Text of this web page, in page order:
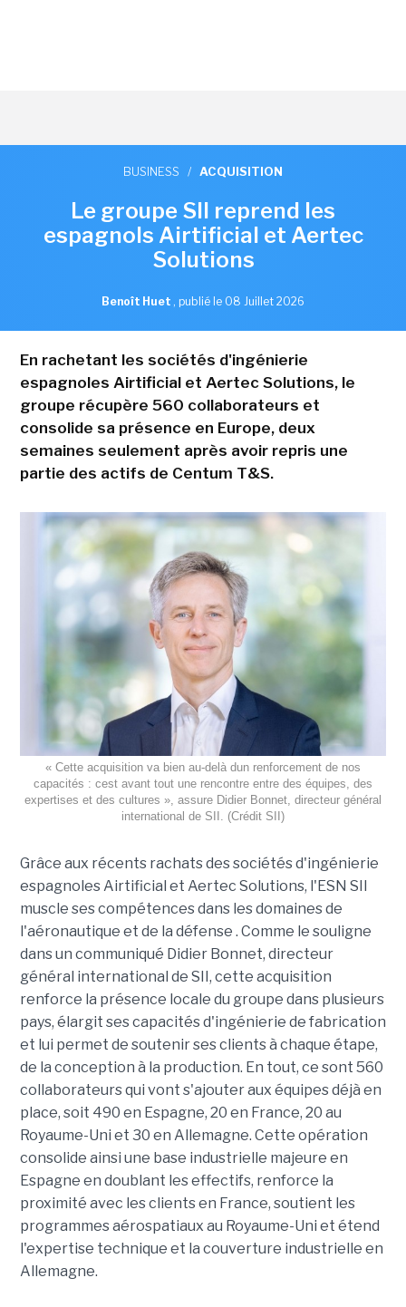
BUSINESS / ACQUISITION
Le groupe SII reprend les
espagnols Airtificial et Aertec
Solutions
Benoît Huet , publié le 08 Juillet 2026
En rachetant les sociétés d'ingénierie
espagnoles Airtificial et Aertec Solutions, le
groupe récupère 560 collaborateurs et
consolide sa présence en Europe, deux
semaines seulement après avoir repris une
partie des actifs de Centum T&S.
« Cette acquisition va bien au-delà dun renforcement de nos
capacités : cest avant tout une rencontre entre des équipes, des
expertises et des cultures », assure Didier Bonnet, directeur général
international de SII. (Crédit SII)
Grâce aux récents rachats des sociétés d'ingénierie
espagnoles Airtificial et Aertec Solutions, l'ESN SII
muscle ses compétences dans les domaines de
l'aéronautique et de la défense . Comme le souligne
dans un communiqué Didier Bonnet, directeur
général international de SII, cette acquisition
renforce la présence locale du groupe dans plusieurs
pays, élargit ses capacités d'ingénierie de fabrication
et lui permet de soutenir ses clients à chaque étape,
de la conception à la production. En tout, ce sont 560
collaborateurs qui vont s'ajouter aux équipes déjà en
place, soit 490 en Espagne, 20 en France, 20 au
Royaume-Uni et 30 en Allemagne. Cette opération
consolide ainsi une base industrielle majeure en
Espagne en doublant les effectifs, renforce la
proximité avec les clients en France, soutient les
programmes aérospatiaux au Royaume-Uni et étend
l'expertise technique et la couverture industrielle en
Allemagne.